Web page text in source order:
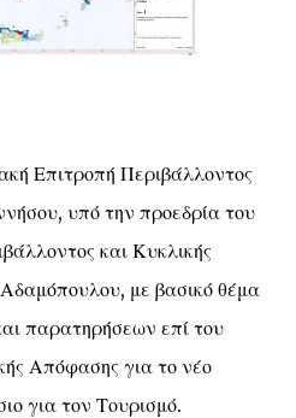
Επιτροπή Περιβάλλοντος
υπό την προεδρία του
και Κυκλικής
με βασικό θέμα
παρατηρήσεων επί του
Απόφασης για το νέο
για τον Τουρισμό.